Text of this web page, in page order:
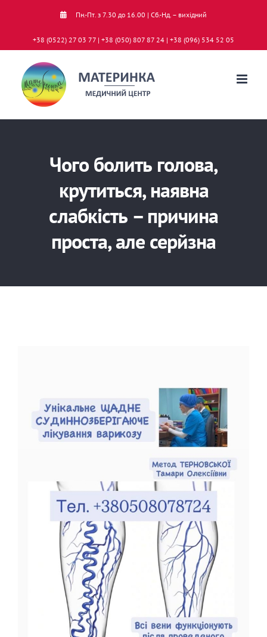
Пн.-Пт. з 7.30 до 16.00 | Сб.-Нд. – вихідний
+38 (0522) 27 03 77 | +38 (050) 807 87 24 | +38 (096) 534 52 05
Чого болить голова,
крутиться, наявна
слабкість – причина
проста, але серйзна